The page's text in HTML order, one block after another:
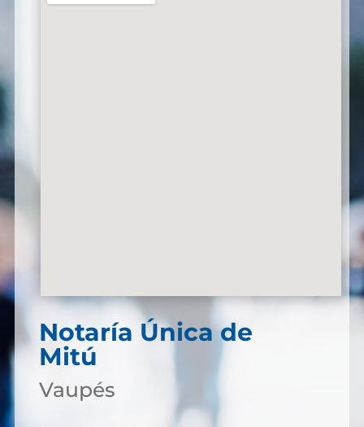
Notaría Única de
Mitú
Vaupés